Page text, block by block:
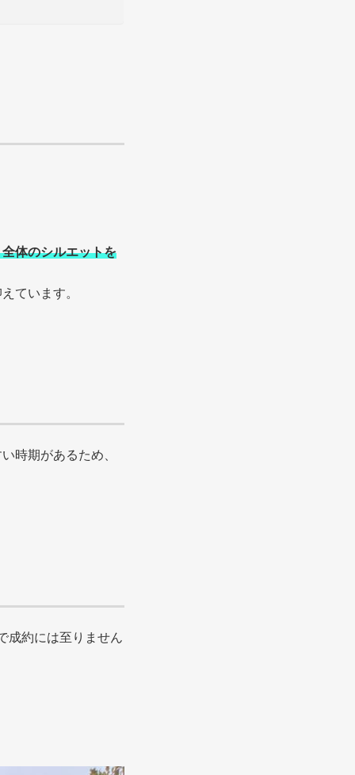
体のシルエットを
ています。
時期があるため、
成約には至りません